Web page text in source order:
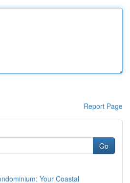
Report Page
Go
Your Coastal